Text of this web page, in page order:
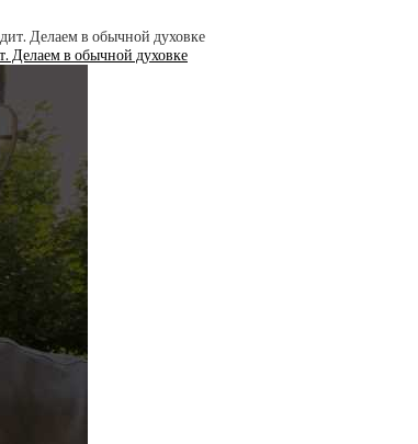
Делаем в обычной духовке